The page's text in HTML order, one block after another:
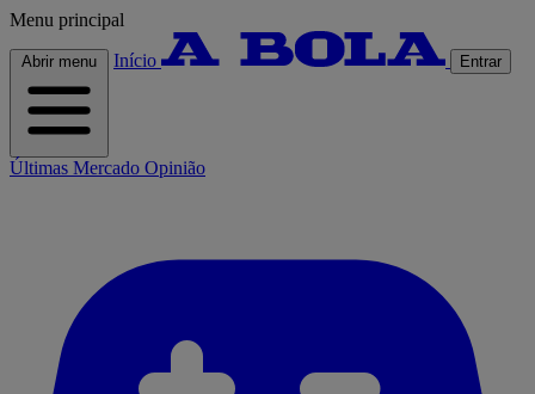
Menu principal
Abrir menu Início Entrar
Últimas Mercado Opinião